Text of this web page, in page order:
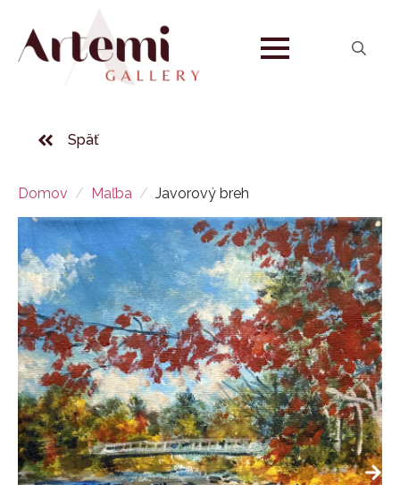
Späť
Domov Maľba Javorový breh